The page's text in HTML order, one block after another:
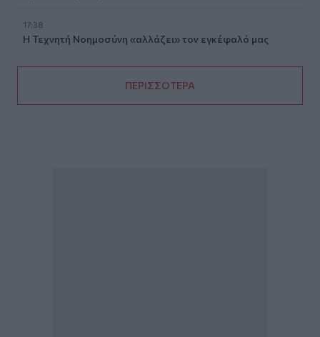
17:38
Η Τεχνητή Νοημοσύνη «αλλάζει» τον εγκέφαλό μας
ΠΕΡΙΣΣΟΤΕΡΑ